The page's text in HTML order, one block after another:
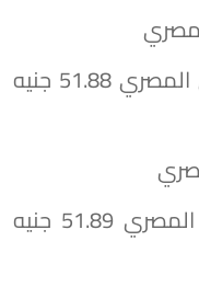
سجل الدولار في البنك المركزي المصري 51.88 جنيه
سجل الدولار في البنك الأهلي المصري 51.89 جنيه